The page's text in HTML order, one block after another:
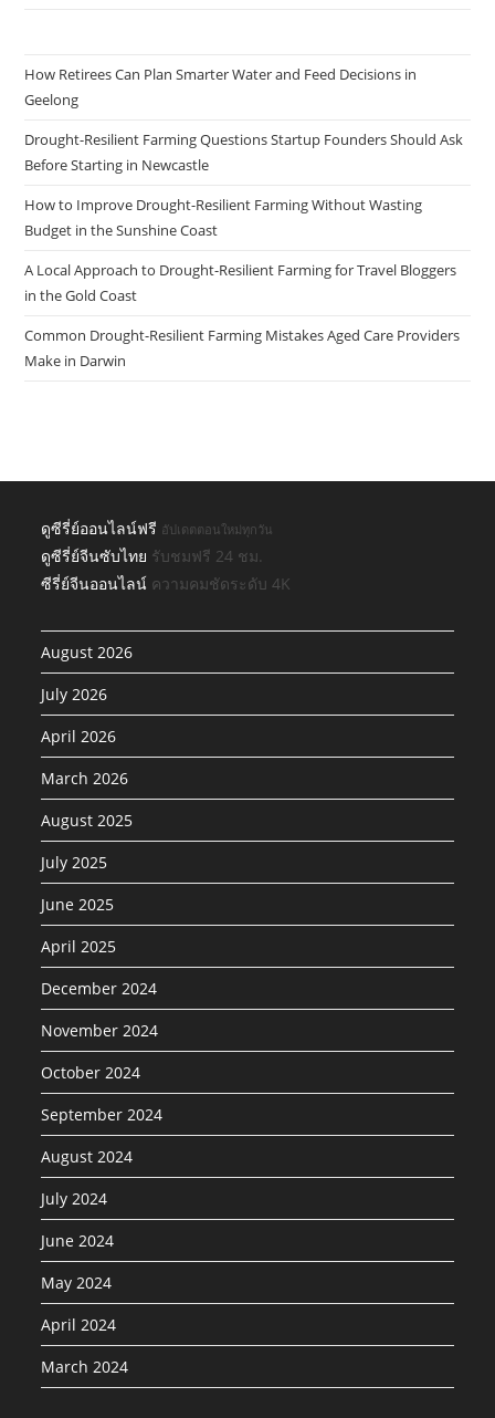
How Retirees Can Plan Smarter Water and Feed Decisions in
Geelong
Drought-Resilient Farming Questions Startup Founders Should Ask
Before Starting in Newcastle
How to Improve Drought-Resilient Farming Without Wasting
Budget in the Sunshine Coast
A Local Approach to Drought-Resilient Farming for Travel Bloggers
in the Gold Coast
Common Drought-Resilient Farming Mistakes Aged Care Providers
Make in Darwin
ดูซีรี่ย์ออนไลน์ฟรี อัปเดตตอนใหม่ทุกวัน
ดูซีรี่ย์จีนซับไทย รับชมฟรี 24 ชม.
ซีรี่ย์จีนออนไลน์ ความคมชัดระดับ 4K
August 2026
July 2026
April 2026
March 2026
August 2025
July 2025
June 2025
April 2025
December 2024
November 2024
October 2024
September 2024
August 2024
July 2024
June 2024
May 2024
April 2024
March 2024